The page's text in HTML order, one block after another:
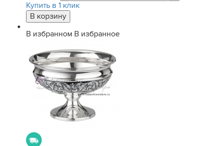
Купить в 1 клик
В избранном В избранное